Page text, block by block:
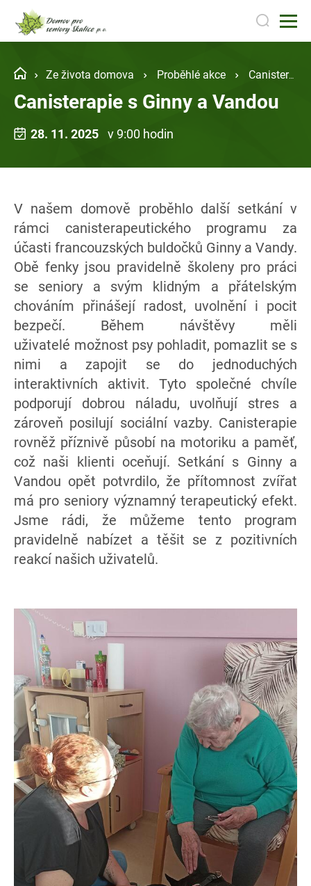
Ze života domova Proběhlé akce Canisterapie s Ginny a Vandou
Canisterapie s Ginny a Vandou
28. 11. 2025 v 9:00 hodin
V našem domově proběhlo další setkání v
rámci canisterapeutického programu za
účasti francouzských buldočků Ginny a Vandy.
Obě fenky jsou pravidelně školeny pro práci
se seniory a svým klidným a přátelským
chováním přinášejí radost, uvolnění i pocit
bezpečí. Během návštěvy měli
uživatelé možnost psy pohladit, pomazlit se s
nimi a zapojit se do jednoduchých
interaktivních aktivit. Tyto společné chvíle
podporují dobrou náladu, uvolňují stres a
zároveň posilují sociální vazby. Canisterapie
rovněž příznivě působí na motoriku a paměť,
což naši klienti oceňují. Setkání s Ginny a
Vandou opět potvrdilo, že přítomnost zvířat
má pro seniory významný terapeutický efekt.
Jsme rádi, že můžeme tento program
pravidelně nabízet a těšit se z pozitivních
reakcí našich uživatelů.